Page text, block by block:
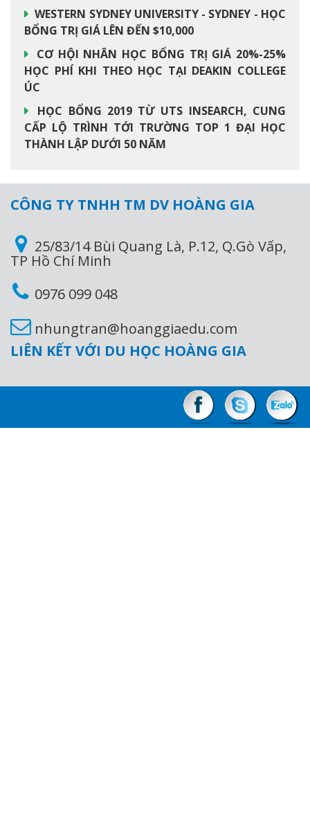
WESTERN SYDNEY UNIVERSITY - SYDNEY - HỌC
BỔNG TRỊ GIÁ LÊN ĐẾN $10,000
CƠ HỘI NHÂN HỌC BỔNG TRỊ GIÁ 20%-25%
HỌC PHÍ KHI THEO HỌC TẠI DEAKIN COLLEGE
ÚC
HỌC BỔNG 2019 TỪ UTS INSEARCH, CUNG
CẤP LỘ TRÌNH TỚI TRƯỜNG TOP 1 ĐẠI HỌC
THÀNH LẬP DƯỚI 50 NĂM
CÔNG TY TNHH TM DV HOÀNG GIA
25/83/14 Bùi Quang Là, P.12, Q.Gò Vấp,
TP Hồ Chí Minh
0976 099 048
nhungtran@hoanggiaedu.com
LIÊN KẾT VỚI DU HỌC HOÀNG GIA